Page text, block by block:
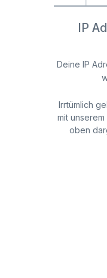
IP
Deine IP
Irrtümlich
mit
oben